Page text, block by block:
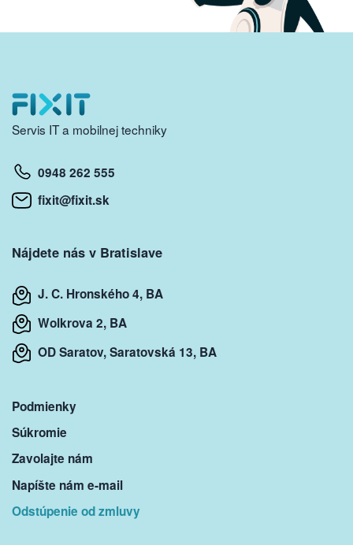
Servis IT a mobilnej techniky
0948 262 555
fixit@fixit.sk
Nájdete nás v Bratislave
J. C. Hronského 4, BA
Wolkrova 2, BA
OD Saratov, Saratovská 13, BA
Podmienky
Súkromie
Zavolajte nám
Napíšte nám e-mail
Odstúpenie od zmluvy